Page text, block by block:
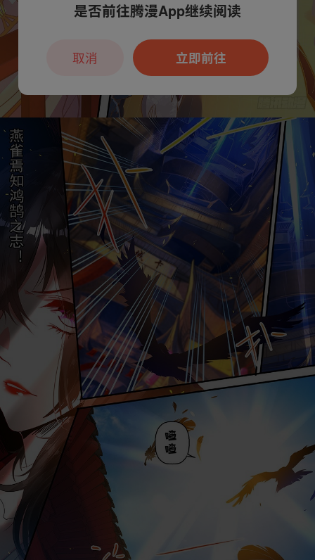
是否前往腾漫App继续阅读
立即前往
取消